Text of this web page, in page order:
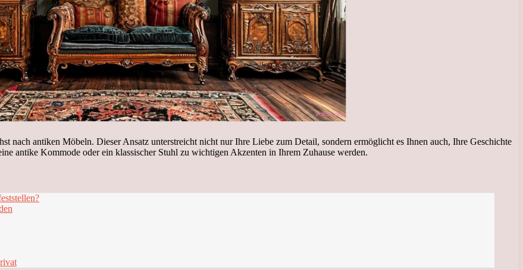
nach antiken Möbeln. Dieser Ansatz unterstreicht nicht nur Ihre Liebe zum Detail, sondern ermöglicht es Ihnen auch, Ihre Geschichte
antike Kommode oder ein klassischer Stuhl zu wichtigen Akzenten in Ihrem Zuhause werden.